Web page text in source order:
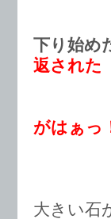
下り始め
返された
がはぁっ
大きい石